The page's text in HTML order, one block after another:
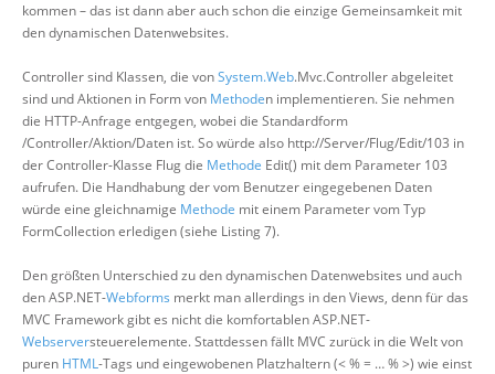
kommen – das ist dann aber auch schon die einzige Gemeinsamkeit mit
den dynamischen Datenwebsites.
Controller sind Klassen, die vonSystem.Web.Mvc.Controller abgeleitet
sind und Aktionen in Form von Methoden implementieren. Sie nehmen
die HTTP-Anfrage entgegen, wobei die Standardform
/Controller/Aktion/Daten ist. So würde also http://Server/Flug/Edit/103 in
der Controller-Klasse Flug die Methode Edit() mit dem Parameter 103
aufrufen. Die Handhabung der vom Benutzer eingegebenen Daten
würde eine gleichnamige Methode mit einem Parameter vom Typ
FormCollection erledigen (siehe Listing 7).
Den größten Unterschied zu den dynamischen Datenwebsites und auch
den ASP.NET-Webforms merkt man allerdings in den Views, denn für das
MVC Framework gibt es nicht die komfortablen ASP.NET-
Webserversteuerelemente. Stattdessen fällt MVC zurück in die Welt von
puren HTML-Tags und eingewobenen Platzhaltern (< % = … % >) wie einst